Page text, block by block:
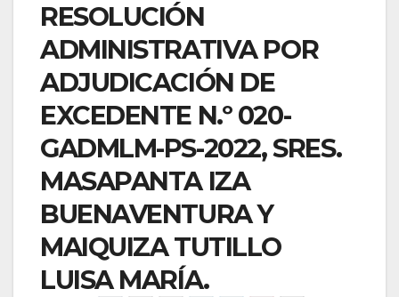
RESOLUCIÓN
ADMINISTRATIVA POR
ADJUDICACIÓN DE
EXCEDENTE N.º 020-
GADMLM-PS-2022, SRES.
MASAPANTA IZA
BUENAVENTURA Y
MAIQUIZA TUTILLO
LUISA MARÍA.